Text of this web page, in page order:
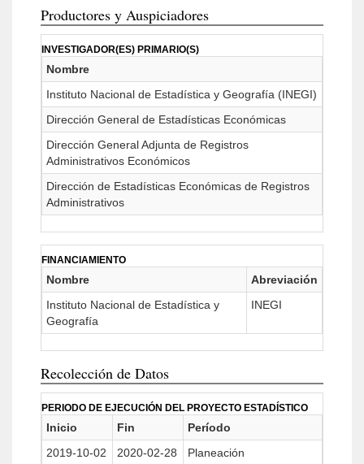
Productores y Auspiciadores
INVESTIGADOR(ES) PRIMARIO(S)
Nombre
Instituto Nacional de Estadística y Geografía (INEGI)
Dirección General de Estadísticas Económicas
Dirección General Adjunta de Registros
Administrativos Económicos
Dirección de Estadísticas Económicas de Registros
Administrativos
FINANCIAMIENTO
Nombre
Abreviación
Instituto Nacional de Estadística y
Geografía
INEGI
Recolección de Datos
PERIODO DE EJECUCIÓN DEL PROYECTO ESTADÍSTICO
Inicio Fin
Período
2019-10-02
2020-02-28
Planeación